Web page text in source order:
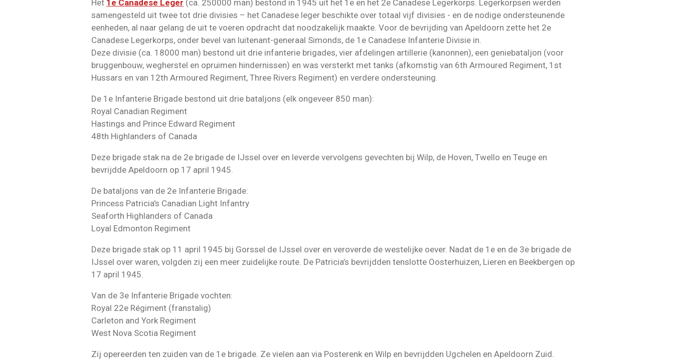
Het 1e Canadese Leger (ca. 250000 man) bestond in 1945 uit het 1e en het 2e Canadese Legerkorps. Legerkorpsen werden
samengesteld uit twee tot drie divisies – het Canadese leger beschikte over totaal vijf divisies - en de nodige ondersteunende
eenheden, al naar gelang de uit te voeren opdracht dat noodzakelijk maakte. Voor de bevrijding van Apeldoorn zette het 2e
Canadese Legerkorps, onder bevel van luitenant-generaal Simonds, de 1e Canadese Infanterie Divisie in.
Deze divisie (ca. 18000 man) bestond uit drie infanterie brigades, vier afdelingen artillerie (kanonnen), een geniebataljon (voor
bruggenbouw, wegherstel en opruimen hindernissen) en was versterkt met tanks (afkomstig van 6th Armoured Regiment, 1st
Hussars en van 12th Armoured Regiment, Three Rivers Regiment) en verdere ondersteuning.
De 1e Infanterie Brigade bestond uit drie bataljons (elk ongeveer 850 man):
Royal Canadian Regiment
Hastings and Prince Edward Regiment
48th Highlanders of Canada
Deze brigade stak na de 2e brigade de IJssel over en leverde vervolgens gevechten bij Wilp, de Hoven, Twello en Teuge en
bevrijdde Apeldoorn op 17 april 1945.
De bataljons van de 2e Infanterie Brigade:
Princess Patricia's Canadian Light Infantry
Seaforth Highlanders of Canada
Loyal Edmonton Regiment
Deze brigade stak op 11 april 1945 bij Gorssel de IJssel over en veroverde de westelijke oever. Nadat de 1e en de 3e brigade de
IJssel over waren, volgden zij een meer zuidelijke route. De Patricia’s bevrijdden tenslotte Oosterhuizen, Lieren en Beekbergen op
17 april 1945.
Van de 3e Infanterie Brigade vochten:
Royal 22e Régiment (franstalig)
Carleton and York Regiment
West Nova Scotia Regiment
Zij opereerden ten zuiden van de 1e brigade. Ze vielen aan via Posterenk en Wilp en bevrijdden Ugchelen en Apeldoorn Zuid.